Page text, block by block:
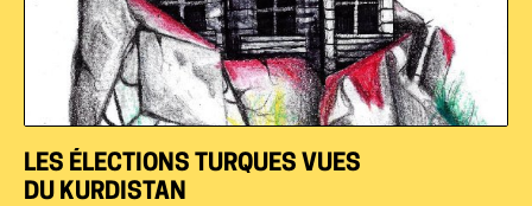
LES ÉLECTIONS TURQUES VUES
DU KURDISTAN